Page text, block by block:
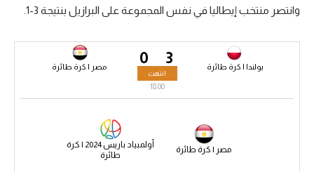
الدوري المصري
الكرة الإفريقية
وانتصر منتخب إيطاليا في نفس المجموعة على البرازيل بنتيجة 3-1.
3 بولندا | كرة طائرة 0 مصر | كرة طائرة
انتهت
18:00
مصر | كرة طائرة
أولمبياد باريس 2024 | كرة
طائرة